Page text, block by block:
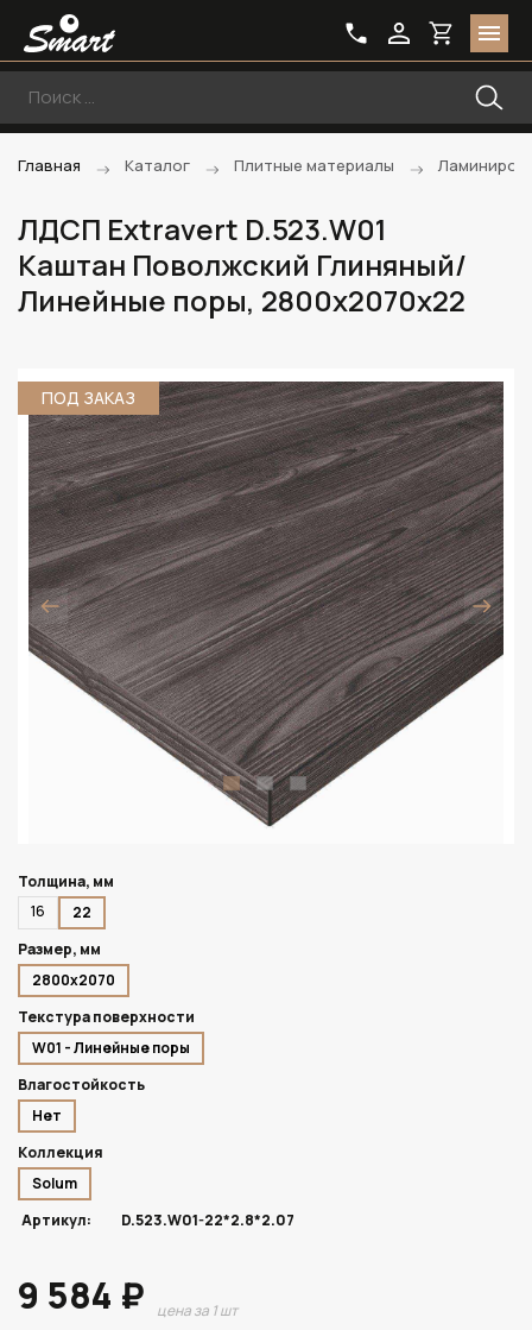
Главная Каталог Плитные материалы
ЛДСП Extravert D.523.W01
Каштан Поволжский Глиняный/
Линейные поры, 2800х2070х22
ПОД ЗАКАЗ
Толщина, мм
16
22
Размер, мм
2800х2070
Текстура поверхности
W01 - Линейные поры
Влагостойкость
Нет
Коллекция
Solum
Артикул:
D.523.W01-22*2.8*2.07
9 584 ₽ цена за 1 шт